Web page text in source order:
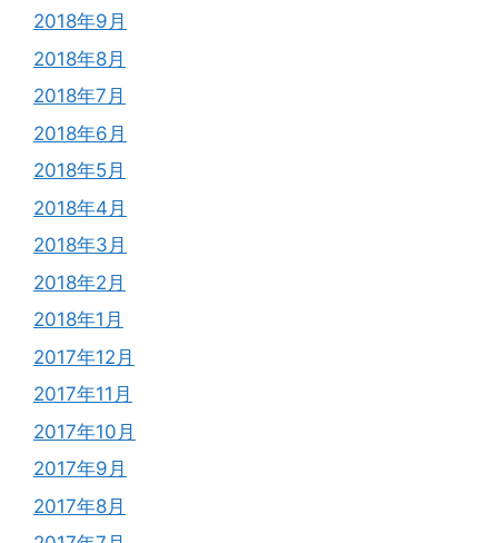
2018年9月
2018年8月
2018年7月
2018年6月
2018年5月
2018年4月
2018年3月
2018年2月
2018年1月
2017年12月
2017年11月
2017年10月
2017年9月
2017年8月